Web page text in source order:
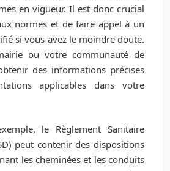
en vigueur. Il est donc crucial
normes et de faire appel à un
si vous avez le moindre doute.
ou votre communauté de
des informations précises
applicables dans votre
le Règlement Sanitaire
peut contenir des dispositions
les cheminées et les conduits